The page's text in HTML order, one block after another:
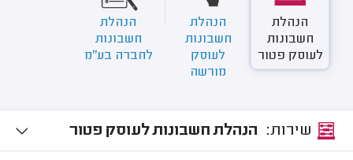
הנהלת
חשבונות
לעוסק פטור
הנהלת
חשבונות
לעוסק
מורשה
הנהלת
חשבונות
לחברה בע''מ
הנהלת חשבונות לעוסק פטור